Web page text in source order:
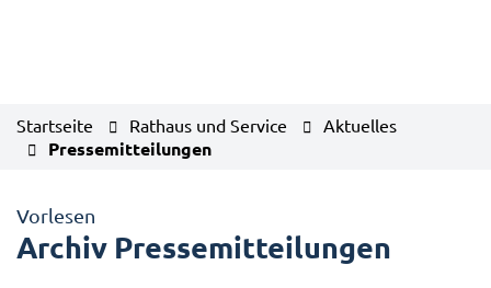
Startseite Rathaus und Service Aktuelles
Pressemitteilungen
Vorlesen
Archiv Pressemitteilungen